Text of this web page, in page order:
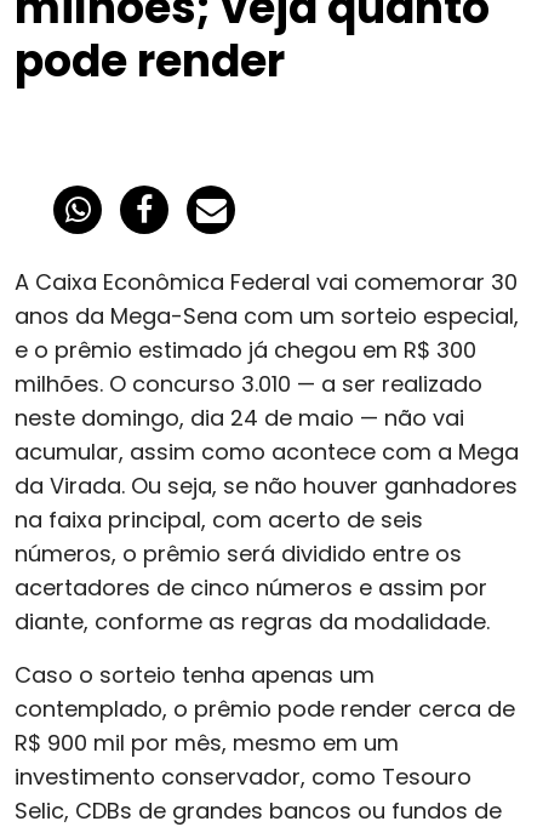
pode render
A Caixa Econômica Federal vai comemorar 30
anos da Mega-Sena com um sorteio especial,
e o prêmio estimado já chegou em R$ 300
milhões. O concurso 3.010 — a ser realizado
neste domingo, dia 24 de maio — não vai
acumular, assim como acontece com a Mega
da Virada. Ou seja, se não houver ganhadores
na faixa principal, com acerto de seis
números, o prêmio será dividido entre os
acertadores de cinco números e assim por
diante, conforme as regras da modalidade.
Caso o sorteio tenha apenas um
contemplado, o prêmio pode render cerca de
R$ 900 mil por mês, mesmo em um
investimento conservador, como Tesouro
Selic, CDBs de grandes bancos ou fundos de